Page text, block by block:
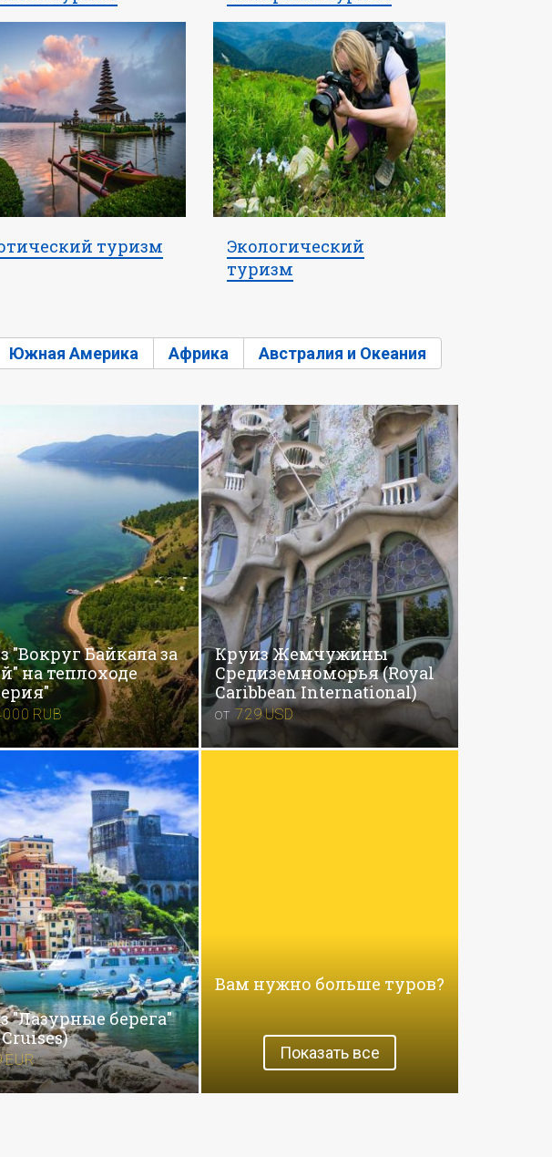
туризм
Экологический
туризм
Южная Америка Африка Австралия и Океания
"Вокруг Байкала за
на теплоходе
RUB
Круиз Жемчужины
Средиземноморья (Royal
Caribbean International)
от 729USD
"Лазурные берега"
EUR
Вам нужно больше туров?
Показать все